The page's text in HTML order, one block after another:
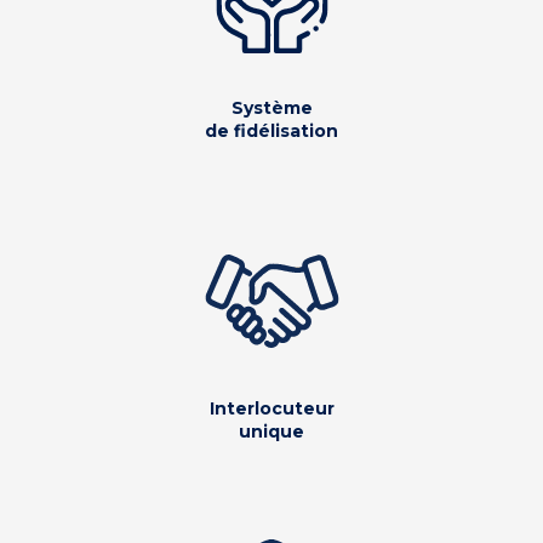
Système
de fidélisation
Interlocuteur
unique